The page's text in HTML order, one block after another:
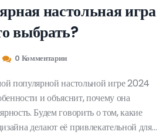
настольная игра
выбрать?
0 Комментарии
популярной настольной игре 2024
и объяснит, почему она
Будем говорить о том, какие
делают её привлекательной для